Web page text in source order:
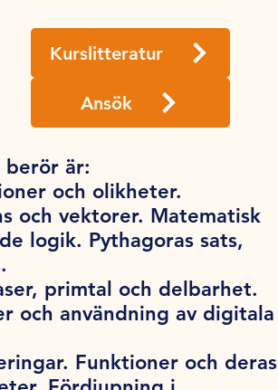
Kurslitteratur
Ansök
berör är:
och olikheter.
och vektorer. Matematisk
logik. Pythagoras sats,
primtal och delbarhet.
och användning av digitala
Funktioner och deras